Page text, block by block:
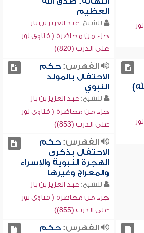
العظيم
للشيخ: عبد العزيز بن باز
جزء من محاضرة ( فتاوى نور
على الدرب (820))
الفهرس:حكم
الاحتفال بالمولد
النبوي
للشيخ: عبد العزيز بن باز
جزء من محاضرة ( فتاوى نور
على الدرب (853))
الفهرس:حكم
الاحتفال بذكرى
الهجرة النبوية والإسراء
والمعراج وغيرها
للشيخ: عبد العزيز بن باز
جزء من محاضرة ( فتاوى نور
على الدرب (855))
الفهرس:حكم